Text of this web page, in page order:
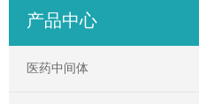
产品中心
医药中间体